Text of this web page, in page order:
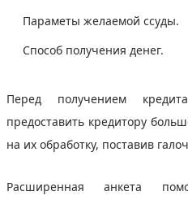
Параметы желаемой ссуды.
Способ получения денег.
Перед получением
предоставить кредитору
на их обработку, поставив
Расширенная анкета